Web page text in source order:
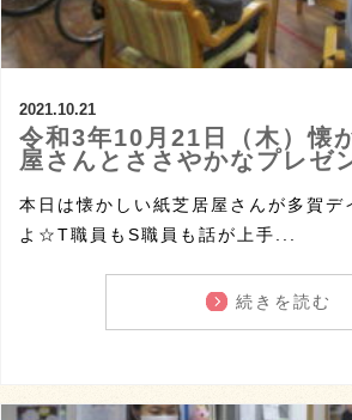
2021.10.21
令和3年10月21日（木）懐
屋さんとささやかなプレゼ
本日は懐かしい紙芝居屋さんが多賀デ
よ☆T職員もS職員も話が上手...
続きを読む